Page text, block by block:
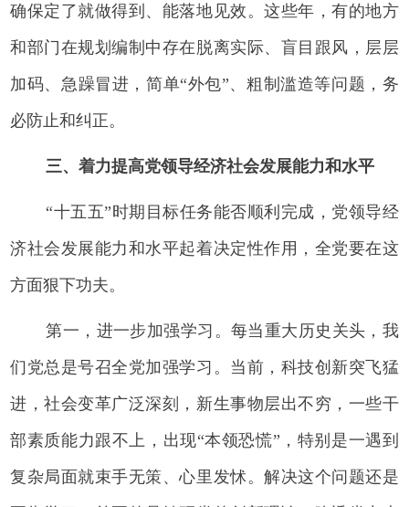
确保定了就做得到、能落地见效。这些年，有的地方
和部门在规划编制中存在脱离实际、盲目跟风，层层
加码、急躁冒进，简单“外包”、粗制滥造等问题，务
必防止和纠正。
三、着力提高党领导经济社会发展能力和水平
“十五五”时期目标任务能否顺利完成，党领导经
济社会发展能力和水平起着决定性作用，全党要在这
方面狠下功夫。
第一，进一步加强学习。每当重大历史关头，我
们党总是号召全党加强学习。当前，科技创新突飞猛
进，社会变革广泛深刻，新生事物层出不穷，一些干
部素质能力跟不上，出现“本领恐慌”，特别是一遇到
复杂局面就束手无策、心里发怵。解决这个问题还是